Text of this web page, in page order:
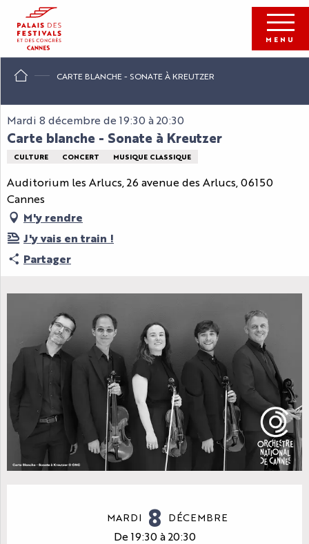
contenu
principal
MENU
CARTE BLANCHE - SONATE À KREUTZER
Mardi 8 décembre de 19:30 à 20:30
Carte blanche - Sonate à Kreutzer
CULTURE CONCERT MUSIQUE CLASSIQUE
Auditorium les Arlucs, 26 avenue des Arlucs, 06150
Cannes
M'y rendre
J'y vais en train !
Partager
MARDI 8 DÉCEMBRE
De 19:30 à 20:30